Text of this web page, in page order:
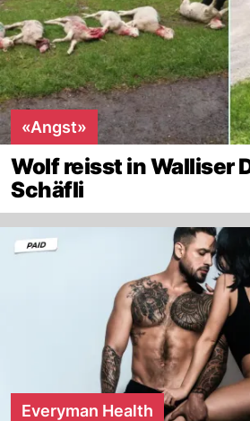
«Angst»
Wolf reisst in Walliser
Schäfli
Everyman Health